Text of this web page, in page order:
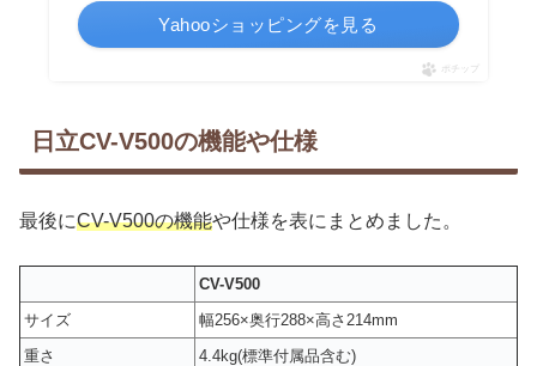
Yahooショッピングを見る
ポチップ
日立CV-V500の機能や仕様
最後にCV-V500の機能や仕様を表にまとめました。
CV-V500
サイズ
幅256×奥行288×高さ214mm
重さ
4.4kg(標準付属品含む)